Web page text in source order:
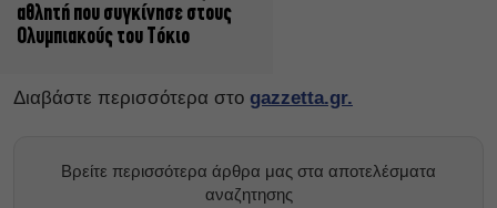
αθλητή που συγκίνησε στους
Ολυμπιακούς του Τόκιο
Διαβάστε περισσότερα στο gazzetta.gr.
Βρείτε περισσότερα άρθρα μας στα αποτελέσματα
αναζητησης